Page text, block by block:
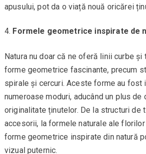
apusului, pot da o viață nouă oricărei
Formele geometrice inspirate de
Natura nu doar că ne oferă linii curbe
forme geometrice fascinante, precum
spirale și cercuri. Aceste forme au fost
numeroase moduri, aducând un plus de
originalitate ținutelor. De la structuri de
accesorii, la formele naturale ale
forme geometrice inspirate din natură
vizual puternic.